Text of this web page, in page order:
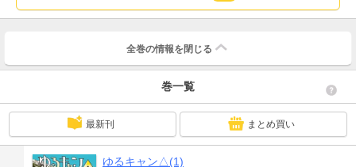
全巻の情報を 閉じる
巻一覧
最新刊 まとめ買い
ゆるキャン△(1)